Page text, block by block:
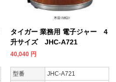
タイガー 業務用 電子ジャー 4
升サイズ JHC-A721
40,040 円
型番
JHC-A721